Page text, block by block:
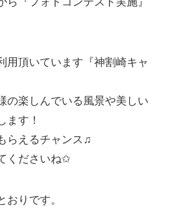
用頂いています『神割崎キャ
の楽しんでいる風景や美しい
ます！
らえるチャンス♫
くださいね✩
おりです。